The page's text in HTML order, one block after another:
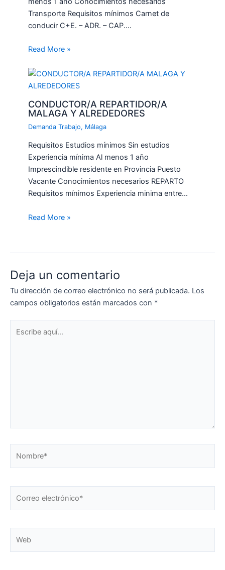
Transporte Requisitos mínimos Carnet de
conducir C+E. – ADR. – CAP.…
Read More »
CONDUCTOR/A REPARTIDOR/A
MALAGA Y ALREDEDORES
Demanda Trabajo, Málaga
Requisitos Estudios mínimos Sin estudios
Experiencia mínima Al menos 1 año
Imprescindible residente en Provincia Puesto
Vacante Conocimientos necesarios REPARTO
Requisitos mínimos Experiencia minima entre…
Read More »
Deja un comentario
Tu dirección de correo electrónico no será publicada. Los
campos obligatorios están marcados con *
aquí...
electrónico*